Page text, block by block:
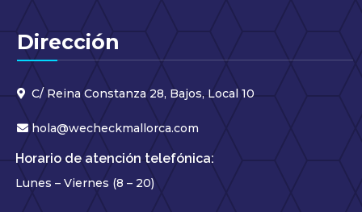
Dirección
C/ Reina Constanza 28, Bajos, Local 10
hola@wecheckmallorca.com
Horario de atención telefónica:
Lunes – Viernes (8 – 20)